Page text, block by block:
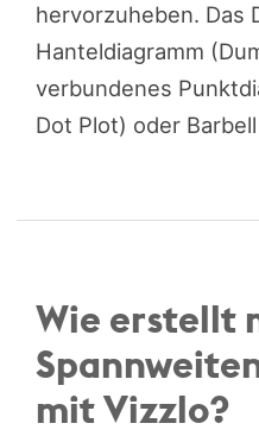
hervorzuheben. Das
Hanteldiagramm
verbundenes
Dot Plot) oder
Wie erstellt
mit Vizzlo?